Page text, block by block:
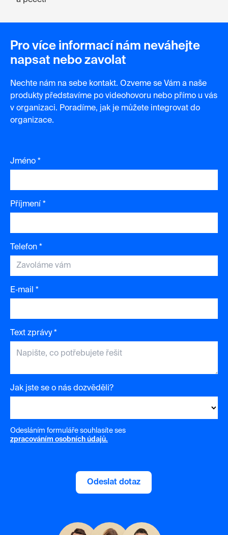
Pro více informací nám neváhejte
napsat nebo zavolat
Nechte nám na sebe kontakt. Ozveme se Vám a naše
produkty představíme po videohovoru nebo přímo u vás
v organizaci. Poradíme, jak je můžete integrovat do
organizace.
Jméno *
Příjmení *
Telefon *
E‑mail *
Text zprávy *
Jak jste se o nás dozvěděli?
Odesláním formuláře souhlasíte ses
zpracováním osobních údajů.
Odeslat dotaz